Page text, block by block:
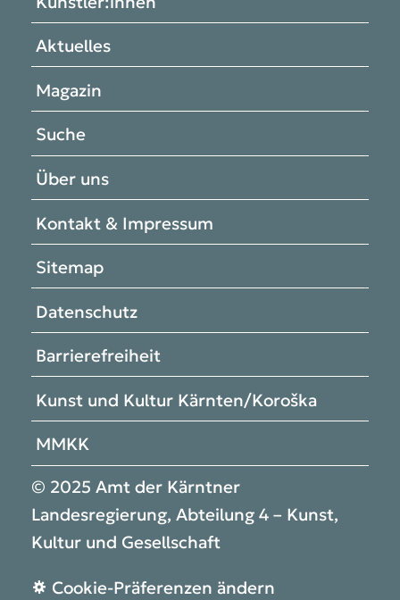
© 2025 Amt der Kärntner
Landesregierung, Abteilung 4 – Kunst,
Kultur und Gesellschaft
Cookie-Präferenzen ändern
Aktuelles
Magazin
Suche
Über uns
Kontakt & Impressum
Sitemap
Datenschutz
Barrierefreiheit
Kunst und Kultur Kärnten/Koroška
MMKK